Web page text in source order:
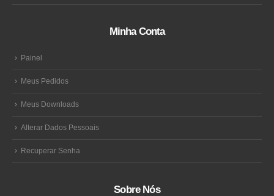
Minha Conta
Painel
Meus Pedidos
Meus Downloads
Alterar Dados Pessoais
Recuperar Senha
Sobre Nós